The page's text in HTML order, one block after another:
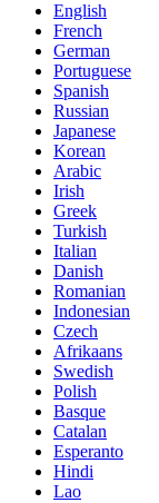
English
French
German
Portuguese
Spanish
Russian
Japanese
Korean
Arabic
Irish
Greek
Turkish
Italian
Danish
Romanian
Indonesian
Czech
Afrikaans
Swedish
Polish
Basque
Catalan
Esperanto
Hindi
Lao